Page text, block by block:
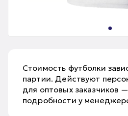
Стоимость футболки
партии. Действуют
для оптовых заказчиков
подробности у